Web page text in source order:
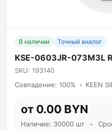
В наличии Точный аналог
KSE-0603JR-073M3L
SKU: 193140
Совпадение: 100% • KEEN
от 0.00 BYN
Наличие: 30000 шт •